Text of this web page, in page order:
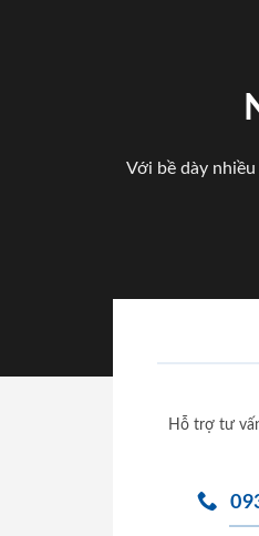
Với bề dày
Hỗ trợ tư